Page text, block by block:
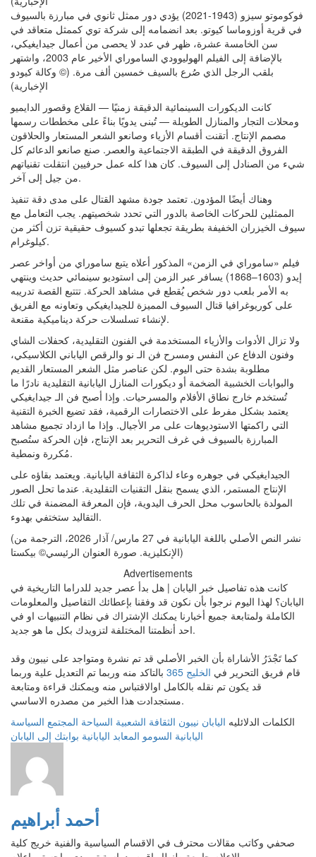
فوكوموتو سيزو (1943-2021) يؤدي دور ممثل ثانوي في مبارزة بالسيوف
في قرية أوزوماسا كيوتو. بعد انضمامه إلى شركة توي كممثل متعاقد في
سن الخامسة عشرة، ظهر في عدد لا يحصى من أعمال جيدايغيكي،
بالإضافة إلى الفيلم الهوليوودي الساموراي الأخير عام 2003، واشتهر
بلقب الرجل الذي صُرع بالسيف خمسين ألف مرة. (© وكالة كيودو
الإخبارية)
كانت الديكورات السينمائية الدقيقة زمنيًا — القلاع وقصور الدايميو
ومحلات التجار والمنازل الطويلة — تُبنى يدويًا بناءً على مخططات رسمها
مصمم الإنتاج. أتقنت أقسام الأزياء وصانعو الشعر المستعار والحلاقون
الفروق الدقيقة في الطبقة الاجتماعية والعصر. صنع صانعو الدعائم كل
شيء من الصنادل إلى السيوف. كان هذا كله عمل حرفيين انتقلت تقنياتهم
من جيل إلى آخر.
وهناك أيضًا المؤدون. تعتمد جودة مشهد القتال على مدى دقة تنفيذ
الممثلين للحركات الخاصة بالدور التي تحدد شخصيتهم. يجب التعامل مع
سيوف الخيزران الخفيفة بطريقة تجعلها تبدو كسيوف حقيقية تزن أكثر من
كيلوغرام.
فيلم «ساموراي في الزمن» المذكور أعلاه يتبع ساموراي من أواخر عصر
إيدو (1603–1868) يسافر عبر الزمن إلى استوديو سينمائي حديث وينتهي
به الأمر بلعب دور شخص يُقطع في مشاهد الحركة. تتتبع القصة تدريبه
على كوريوغرافيا قتال السيوف المميزة للجيدايغيكي وتعاونه مع الفريق
لإنشاء تسلسلات حركة ديناميكية مقنعة.
ولا تزال الأدوات والأزياء المستخدمة في الفنون التقليدية، كحفلات الشاي
وفنون الدفاع عن النفس ومسرح فن الـ نو والرقص الياباني الكلاسيكي،
مطلوبة بشدة حتى اليوم. لكن عناصر مثل الشعر المستعار القديم
والبوابات الخشبية الضخمة أو ديكورات المنازل اليابانية التقليدية نادرًا ما
تُستخدم خارج نطاق الأفلام والمسرحيات. وإذا أصبح فن الـ جيدايغيكي
يعتمد بشكل مفرط على الاختصارات الرقمية، فقد تضيع الخبرة التقنية
التي راكمتها الاستوديوهات على مر الأجيال. وإذا ما ازداد تجميع مشاهد
المبارزة بالسيوف في غرف التحرير بعد الإنتاج، فإن الحركة ستُصبح
مُكررة ونمطية.
الجيدايغيكي في جوهره وعاء لذاكرة الثقافة اليابانية. ويعتمد بقاؤه على
الإنتاج المستمر، الذي يسمح بنقل التقنيات التقليدية. عندما تحل الصور
المولدة بالحاسوب محل الحرف اليدوية، فإن المعرفة المضمنة في تلك
التقاليد ستختفي بهدوء.
(نشر النص الأصلي باللغة اليابانية في 27 مارس/ آذار 2026، الترجمة من
الإنكليزية. صورة العنوان الرئيسي© بيكستا)
Advertisements
كانت هذه تفاصيل خبر اليابان | هل بدأ عصر جديد للدراما التاريخية في
اليابان؟ لهذا اليوم نرجوا بأن نكون قد وفقنا بإعطائك التفاصيل والمعلومات
الكاملة ولمتابعة جميع أخبارنا يمكنك الإشتراك في نظام التنبيهات او في
احد أنظمتنا المختلفة لتزويدك بكل ما هو جديد.
كما تَجْدَرُ الأشاراة بأن الخبر الأصلي قد تم نشرة ومتواجد على نيبون وقد
قام فريق التحرير في الخليج 365
بالتاكد منه وربما تم التعديل علية وربما
قد يكون تم نقله بالكامل اوالاقتباس منه ويمكنك قراءة ومتابعة
مستجدادت هذا الخبر من مصدره الاساسي.
الكلمات الدلائليه اليابان نيبون الثقافة الشعبية السياحة المجتمع السياسة
اليابانية السومو المعابد اليابانية بوابتك إلى اليابان
أحمد أبراهيم
صحفي وكاتب مقالات محترف في الاقسام السياسية والفنية خريج كلية